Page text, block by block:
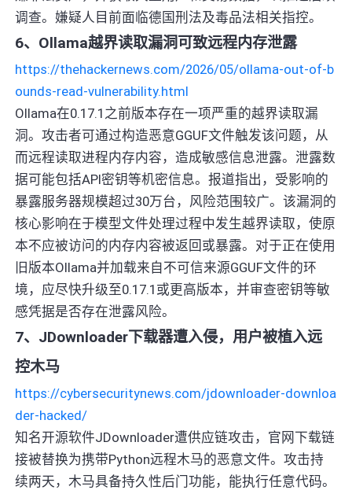
调查。嫌疑人目前面临德国刑法及毒品法相关指控。
6、Ollama越界读取漏洞可致远程内存泄露
https://thehackernews.com/2026/05/ollama-out-of-b
ounds-read-vulnerability.html
Ollama在0.17.1之前版本存在一项严重的越界读取漏
洞。攻击者可通过构造恶意GGUF文件触发该问题，从
而远程读取进程内存内容，造成敏感信息泄露。泄露数
据可能包括API密钥等机密信息。报道指出，受影响的
暴露服务器规模超过30万台，风险范围较广。该漏洞的
核心影响在于模型文件处理过程中发生越界读取，使原
本不应被访问的内存内容被返回或暴露。对于正在使用
旧版本Ollama并加载来自不可信来源GGUF文件的环
境，应尽快升级至0.17.1或更高版本，并审查密钥等敏
感凭据是否存在泄露风险。
7、JDownloader下载器遭入侵，用户被植入远
控木马
https://cybersecuritynews.com/jdownloader-downloa
der-hacked/
知名开源软件JDownloader遭供应链攻击，官网下载链
接被替换为携带Python远程木马的恶意文件。攻击持
续两天，木马具备持久性后门功能，能执行任意代码。